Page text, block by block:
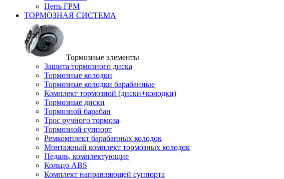
Цепь ГРМ
ТОРМОЗНАЯ СИСТЕМА
Тормозные элементы
Защита тормозного диска
Тормозные колодки
Тормозные колодки барабанные
Комплект тормозной (диски+колодки)
Тормозные диски
Тормозной барабан
Трос ручного тормоза
Тормозной суппорт
Ремкомплект барабанных колодок
Монтажный комплект тормозных колодок
Педаль, комплектующие
Кольцо ABS
Комплект направляющей суппорта